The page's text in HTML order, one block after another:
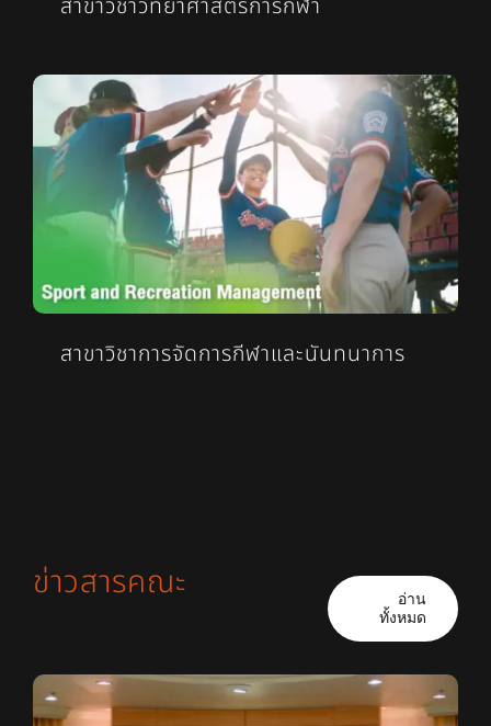
สาขาวิชาวิทยาศาสตร์การกีฬา
สาขาวิชาการจัดการกีฬาและนันทนาการ
ข่าวสารคณะ
อ่าน
ทั้งหมด